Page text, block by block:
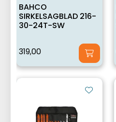
BAHCO
SIRKELSAGBLAD 216-
30-24T-SW
319,00